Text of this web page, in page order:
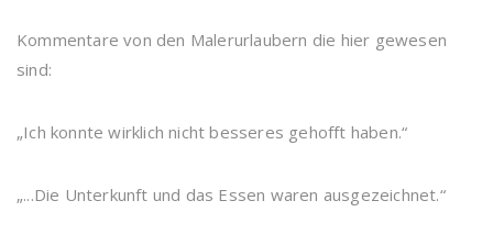
Kommentare von den Malerurlaubern die hier gewesen
sind:
„Ich konnte wirklich nicht besseres gehofft haben.“
„...Die Unterkunft und das Essen waren ausgezeichnet.“